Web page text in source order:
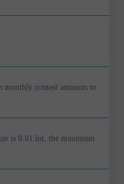
monthly contest amounts to
is 0.01 lot, the maximum